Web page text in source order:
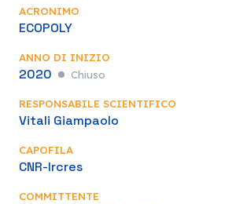
ACRONIMO
ECOPOLY
ANNO DI INIZIO
2020 Chiuso
RESPONSABILE SCIENTIFICO
Vitali Giampaolo
CAPOFILA
CNR-Ircres
COMMITTENTE